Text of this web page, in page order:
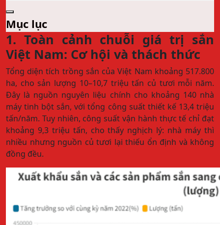
Mục lục
1. Toàn cảnh chuỗi giá trị sắn
Việt Nam: Cơ hội và thách thức
Tổng diện tích trồng sắn của Việt Nam khoảng 517.800
ha, cho sản lượng 10–10,7 triệu tấn củ tươi mỗi năm.
Đây là nguồn nguyên liệu chính cho khoảng 140 nhà
máy tinh bột sắn, với tổng công suất thiết kế 13,4 triệu
tấn/năm. Tuy nhiên, công suất vận hành thực tế chỉ đạt
khoảng 9,3 triệu tấn, cho thấy nghịch lý: nhà máy thì
nhiều nhưng nguồn củ tươi lại thiếu ổn định và không
đồng đều.